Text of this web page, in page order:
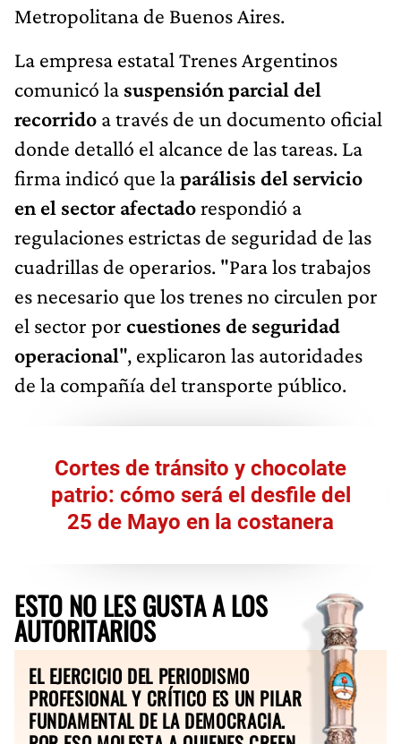
Metropolitana de Buenos Aires.
La empresa estatal Trenes Argentinos
comunicó la suspensión parcial del
recorrido a través de un documento oficial
donde detalló el alcance de las tareas. La
firma indicó que laparálisis del servicio
en el sector afectadorespondió a
regulaciones estrictas de seguridad de las
cuadrillas de operarios. "Para los trabajos
es necesario que los trenes no circulen por
el sector por cuestiones de seguridad
operacional", explicaron las autoridades
de la compañía del transporte público.
Cortes de tránsito y chocolate
patrio: cómo será el desfile del
25 de Mayo en la costanera
ESTO NO LES GUSTA A LOS
AUTORITARIOS
EL EJERCICIO DEL PERIODISMO
PROFESIONAL Y CRÍTICO ES UN PILAR
FUNDAMENTAL DE LA DEMOCRACIA.